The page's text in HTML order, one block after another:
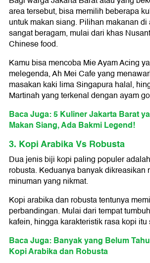
area tersebut, bisa memilih beberapa
untuk makan siang. Pilihan makanan di
sangat beragam, mulai dari khas
Chinese food.
Kamu bisa mencoba Mie Ayam Acing
melegenda, Ah Mei Cafe yang
masakan kaki lima Singapura halal,
Martinah yang terkenal dengan ayam
Baca Juga: 5 Kuliner Jakarta Barat
Makan Siang, Ada Bakmi Legend!
3. Kopi Arabika Vs Robusta
Dua jenis biji kopi paling populer
robusta. Keduanya banyak dikreasikan
minuman yang nikmat.
Kopi arabika dan robusta tentunya
perbandingan. Mulai dari tempat
kafein, hingga karakteristik rasa kopi itu
Baca Juga: Banyak yang Belum
Kopi Arabika dan Robusta